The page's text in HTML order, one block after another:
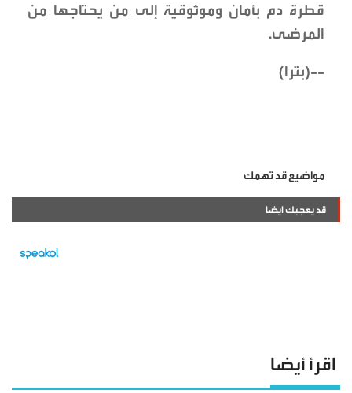
قطرة دم بأمان وموثوقية إلى من يحتاجها من
المرضى.
--(بترا)
مواضيع قد تهمك
قد يعجبك ايضا
اقرأ أيضا